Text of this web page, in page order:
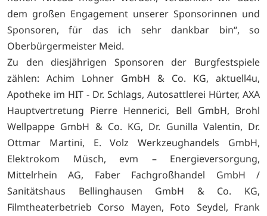
dem großen Engagement unserer Sponsorinnen und
Sponsoren, für das ich sehr dankbar bin“, so
Oberbürgermeister Meid.
Zu den diesjährigen Sponsoren der Burgfestspiele
zählen: Achim Lohner GmbH & Co. KG, aktuell4u,
Apotheke im HIT - Dr. Schlags, Autosattlerei Hürter, AXA
Hauptvertretung Pierre Hennerici, Bell GmbH, Brohl
Wellpappe GmbH & Co. KG, Dr. Gunilla Valentin, Dr.
Ottmar Martini, E. Volz Werkzeughandels GmbH,
Elektrokom Müsch, evm – Energieversorgung,
Mittelrhein AG, Faber Fachgroßhandel GmbH /
Sanitätshaus Bellinghausen GmbH & Co. KG,
Filmtheaterbetrieb Corso Mayen, Foto Seydel, Frank